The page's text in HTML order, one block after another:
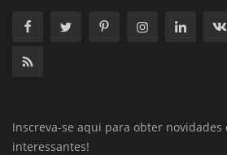
Inscreva-se aqui para obter novidades
interessantes!